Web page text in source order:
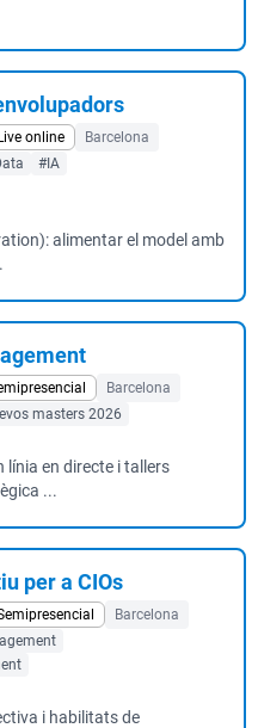
Live online
Barcelona
#IA
alimentar el model amb
Barcelona
masters 2026
línia en directe i tallers
...
per a CIOs
Barcelona
i habilitats de